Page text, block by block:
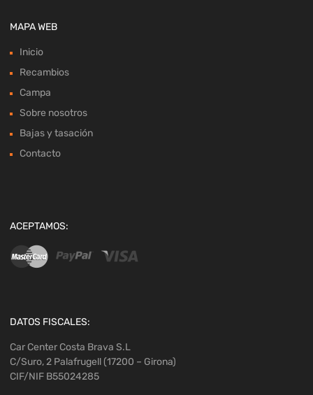
MAPA WEB
Inicio
Recambios
Campa
Sobre nosotros
Bajas y tasación
Contacto
ACEPTAMOS:
DATOS FISCALES:
Car Center Costa Brava S.L
C/Suro, 2 Palafrugell (17200 – Girona)
CIF/NIF B55024285